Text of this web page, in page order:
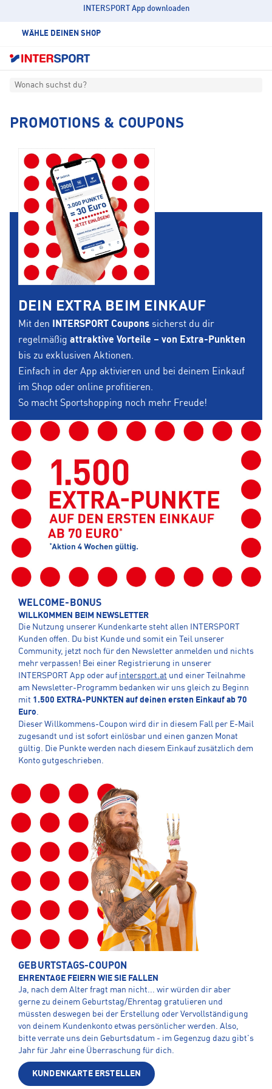
INTERSPORT App downloaden
WÄHLE DEINEN SHOP
Wonach suchst du?
PROMOTIONS & COUPONS
DEIN EXTRA BEIM EINKAUF
Mit den INTERSPORT Coupons sicherst du dir
regelmäßig attraktive Vorteile – von Extra-Punkten
bis zu exklusiven Aktionen.
Einfach in der App aktivieren und bei deinem Einkauf
im Shop oder online profitieren.
So macht Sportshopping noch mehr Freude!
WELCOME-BONUS
WILLKOMMEN BEIM NEWSLETTER
Die Nutzung unserer Kundenkarte steht allen INTERSPORT
Kunden offen. Du bist Kunde und somit ein Teil unserer
Community, jetzt noch für den Newsletter anmelden und nichts
mehr verpassen! Bei einer Registrierung in unserer
INTERSPORT App oder auf intersport.at und einer Teilnahme
am Newsletter-Programm bedanken wir uns gleich zu Beginn
mit 1.500 EXTRA-PUNKTEN auf deinen ersten Einkauf ab 70
Euro.
Dieser Willkommens-Coupon wird dir in diesem Fall per E-Mail
zugesandt und ist sofort einlösbar und einen ganzen Monat
gültig. Die Punkte werden nach diesem Einkauf zusätzlich dem
Konto gutgeschrieben.
GEBURTSTAGS-COUPON
EHRENTAGE FEIERN WIE SIE FALLEN
Ja, nach dem Alter fragt man nicht... wir würden dir aber
gerne zu deinem Geburtstag/Ehrentag gratulieren und
müssten deswegen bei der Erstellung oder Vervollständigung
von deinem Kundenkonto etwas persönlicher werden. Also,
bitte verrate uns dein Geburtsdatum - im Gegenzug dazu gibt's
Jahr für Jahr eine Überraschung für dich.
KUNDENKARTE ERSTELLEN